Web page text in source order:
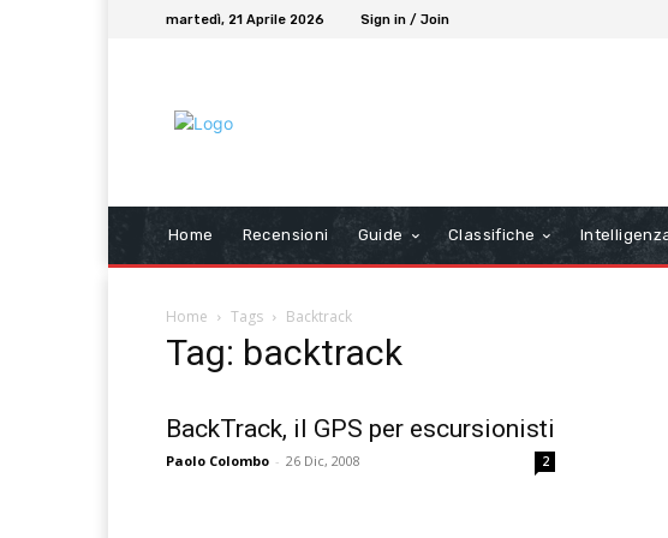
martedì, 21 Aprile 2026 Sign in / Join
Home Recensioni Guide Classifiche
Home Tags Backtrack
Tag: backtrack
BackTrack, il GPS per escursionisti
Paolo Colombo - 26 Dic, 2008 2